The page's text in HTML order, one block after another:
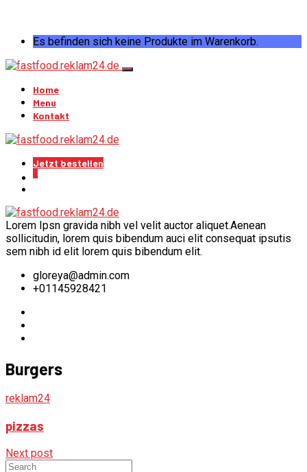
Es befinden sich keine Produkte im Warenkorb.
Home
Menu
Kontakt
Jetzt bestellen
Lorem Ipsn gravida nibh vel velit auctor aliquet.Aenean
sollicitudin, lorem quis bibendum auci elit consequat ipsutis
sem nibh id elit lorem quis bibendum elit.
gloreya@admin.com
+01145928421
Burgers
reklam24
pizzas
Next post